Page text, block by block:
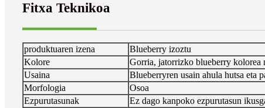
Fitxa Teknikoa
produktuaren izena
Blueberry izoztu
Kolore
Gorria, jatorrizko blueberry kolorea
Usaina
Blueberryren usain ahula hutsa eta
Morfologia
Osoa
Ezpurutasunak
Ez dago kanpoko ezpurutasun